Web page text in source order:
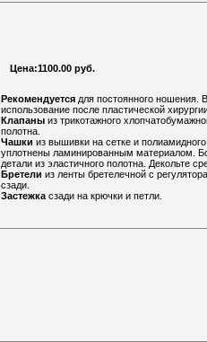
Цена:1100.00 руб.
Рекомендуется для постоянного ношения.
использование после пластической
Клапаны из трикотажного
полотна.
Чашки из вышивки на сетке и
уплотнены ламинированным материалом.
детали из эластичного полотна. Декольте
Бретели из ленты бретелечной с
сзади.
Застежка сзади на крючки и петли.